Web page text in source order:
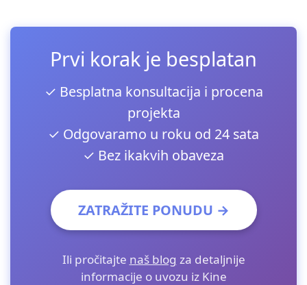
Prvi korak je besplatan
✓ Besplatna konsultacija i procena
projekta
✓ Odgovaramo u roku od 24 sata
✓ Bez ikakvih obaveza
ZATRAŽITE PONUDU →
Ili pročitajte naš blog za detaljnije
informacije o uvozu iz Kine